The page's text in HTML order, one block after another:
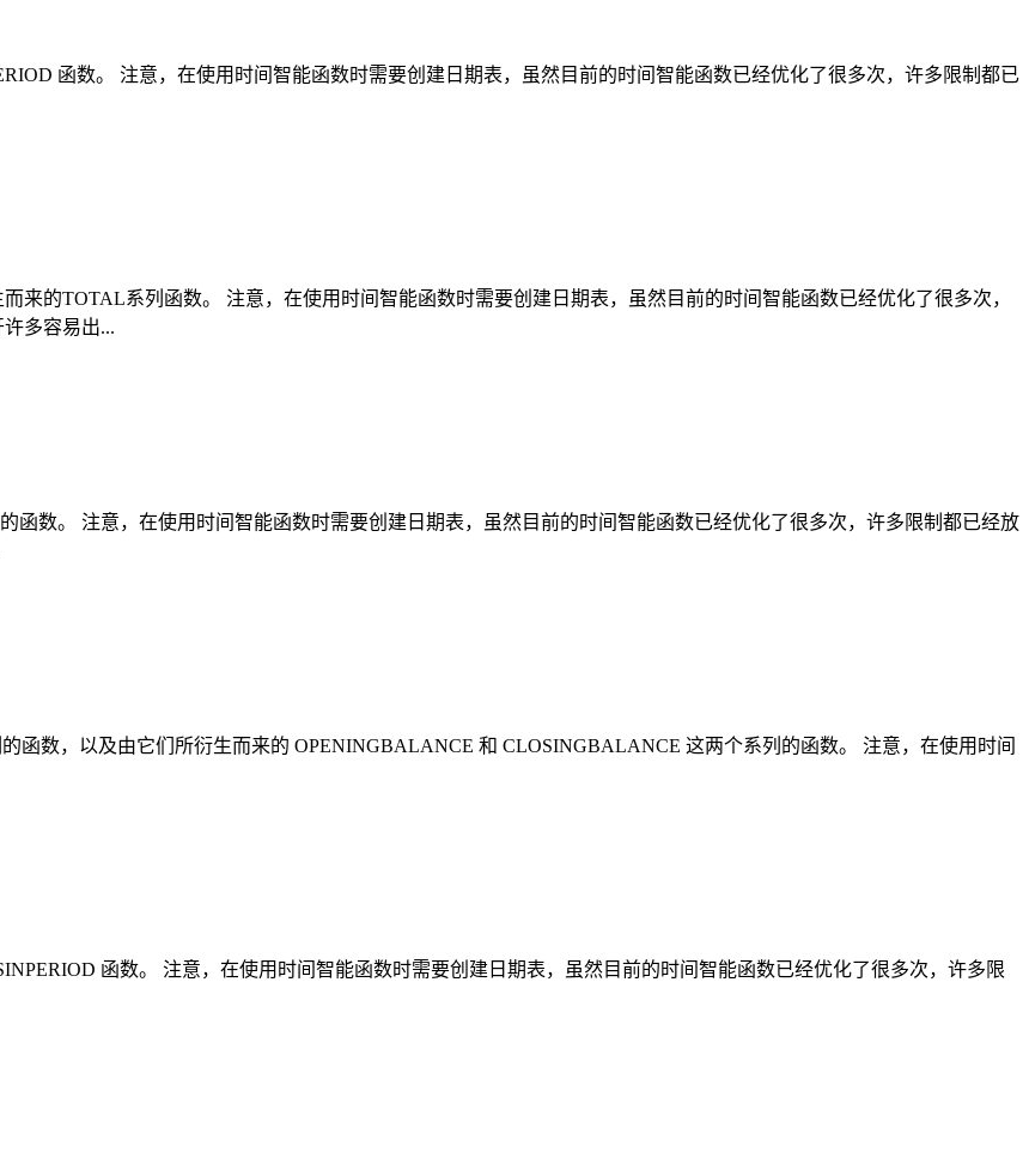
函数。 注意，在使用时间智能函数时需要创建日期表，虽然目前的时间智能函数已经优化了很多次，许多限制都已
来的TOTAL系列函数。 注意，在使用时间智能函数时需要创建日期表，虽然目前的时间智能函数已经优化了很多次，
多容易出...
函数。 注意，在使用时间智能函数时需要创建日期表，虽然目前的时间智能函数已经优化了很多次，许多限制都已经放
函数，以及由它们所衍生而来的 OPENINGBALANCE 和 CLOSINGBALANCE 这两个系列的函数。 注意，在使用时间
函数。 注意，在使用时间智能函数时需要创建日期表，虽然目前的时间智能函数已经优化了很多次，许多限